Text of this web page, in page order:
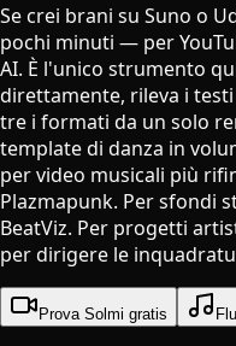
Se crei brani su Suno o
pochi minuti — per
AI. È l'unico strumento
direttamente, rileva i
tre i formati da un solo
template di danza in
per video musicali più
Plazmapunk. Per sfondi
BeatViz. Per progetti
per dirigere le
Prova Solmi gratis